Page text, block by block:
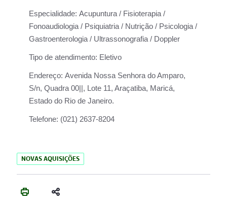
Especialidade: Acupuntura / Fisioterapia /
Fonoaudiologia / Psiquiatria / Nutrição / Psicologia /
Gastroenterologia / Ultrassonografia / Doppler
Tipo de atendimento: Eletivo
Endereço: Avenida Nossa Senhora do Amparo,
S/n, Quadra 00||, Lote 11, Araçatiba, Maricá,
Estado do Rio de Janeiro.
Telefone: (021) 2637-8204
NOVAS AQUISIÇÕES